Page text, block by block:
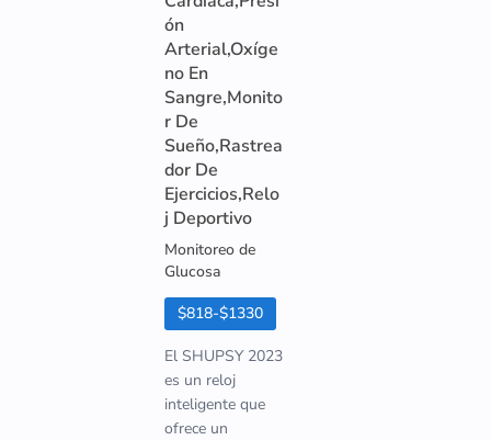
ón
Arterial,Oxíge
no En
Sangre,Monito
r De
Sueño,Rastrea
dor De
Ejercicios,Relo
j Deportivo
Monitoreo de
Glucosa
$818-$1330
El SHUPSY 2023
es un reloj
inteligente que
ofrece un